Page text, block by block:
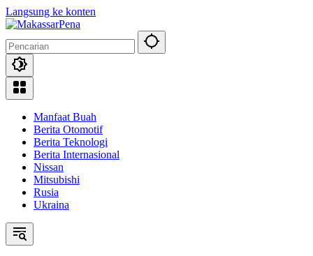
Langsung ke konten
Manfaat Buah
Berita Otomotif
Berita Teknologi
Berita Internasional
Nissan
Mitsubishi
Rusia
Ukraina